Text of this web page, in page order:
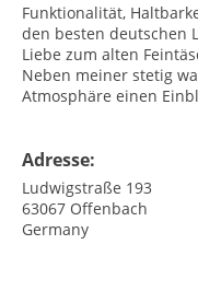
Funktionalität,
den besten deutschen
Liebe zum alten
Neben meiner stetig
Atmosphäre einen
Adresse:
Ludwigstraße 193
63067 Offenbach
Germany